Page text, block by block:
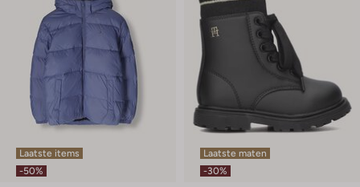
Laatste items
-50%
Laatste maten
-30%